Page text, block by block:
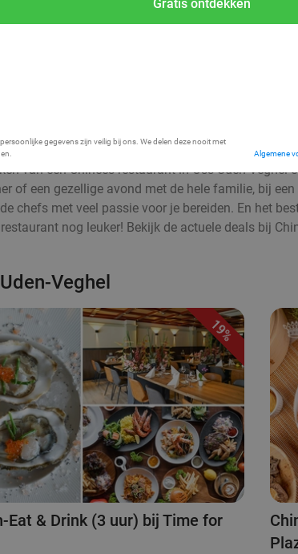
Gratis ontdekken
gegevens zijn veilig bij ons. We delen deze nooit met
Algemene
van een Chinees restaurant in Oss-Uden-Veghel
of een gezellige avond met de hele familie, bij
chefs met veel passie voor je bereiden. En het
nog leuker! Bekijk de actuele deals bij
Veghel
19%
Eat & Drink (3 uur) bij Time for